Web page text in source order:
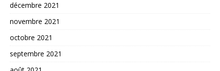
décembre 2021
novembre 2021
octobre 2021
septembre 2021